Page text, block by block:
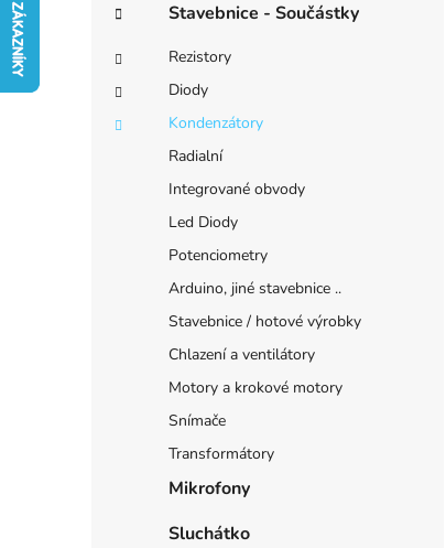
o
i
e
Stavebnice - Součástky
Rezistory
Diody
Kondenzátory
Radialní
Integrované obvody
Led Diody
Potenciometry
Arduino, jiné stavebnice ..
Stavebnice / hotové výrobky
Chlazení a ventilátory
Motory a krokové motory
Snímače
Transformátory
Mikrofony
Sluchátko